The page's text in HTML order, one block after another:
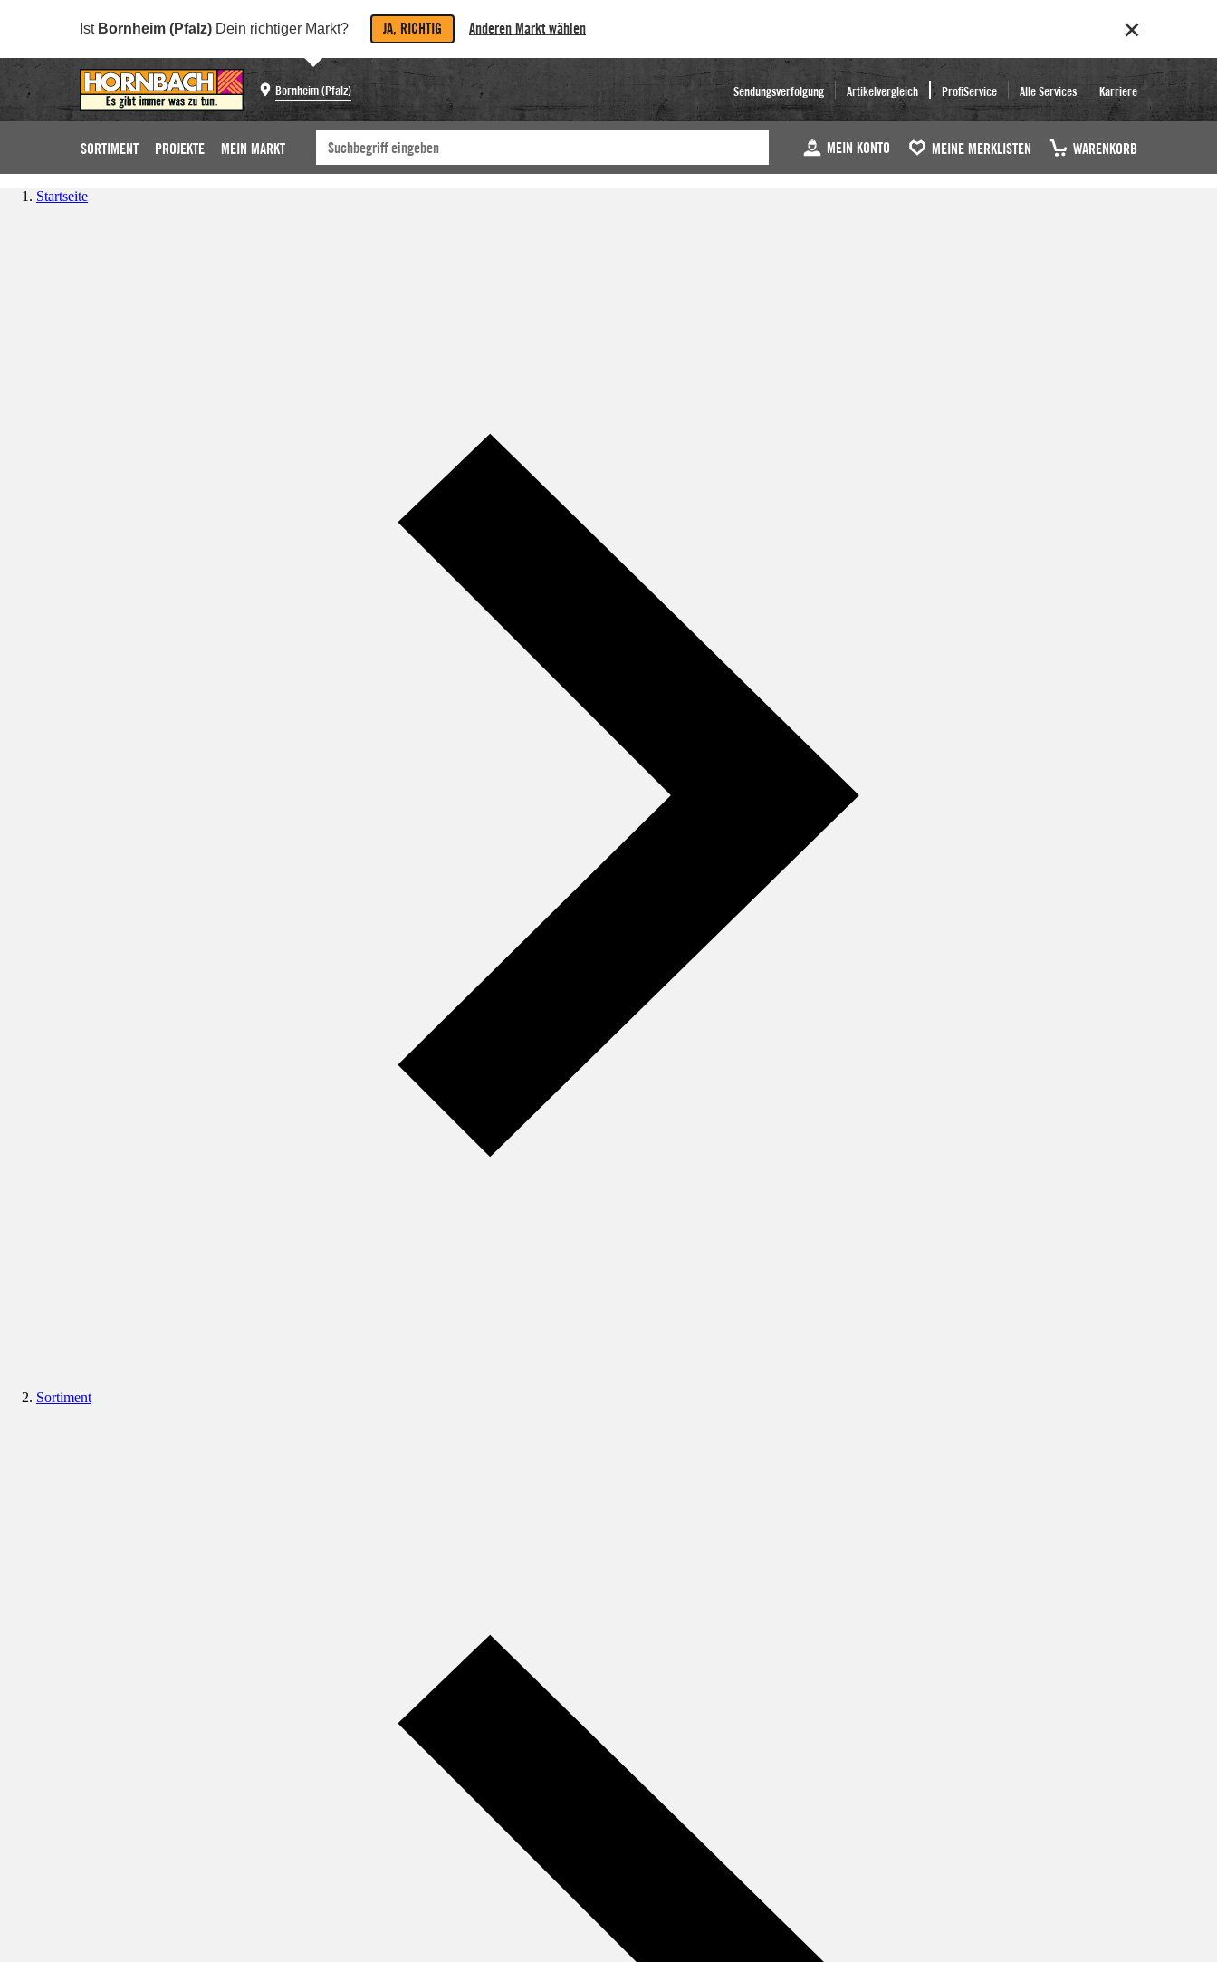
Ist Bornheim (Pfalz) Dein richtiger Markt? JA, RICHTIG Anderen Markt wählen
Bornheim (Pfalz) Sendungsverfolgung Artikelvergleich ProfiService Alle Services Karriere
SORTIMENT PROJEKTE MEIN MARKT MEIN KONTO MEINE MERKLISTEN WARENKORB
Startseite
Sortiment